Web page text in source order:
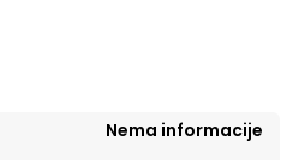
Nema informacije